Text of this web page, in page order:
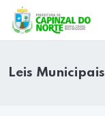
Leis Municipais